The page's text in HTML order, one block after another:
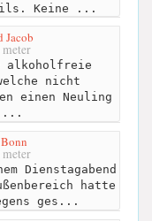
Keine ...
Jacob
meter
alkoholfreie
nicht
einen Neuling
...
meter
Dienstagabend
hatte
ges...